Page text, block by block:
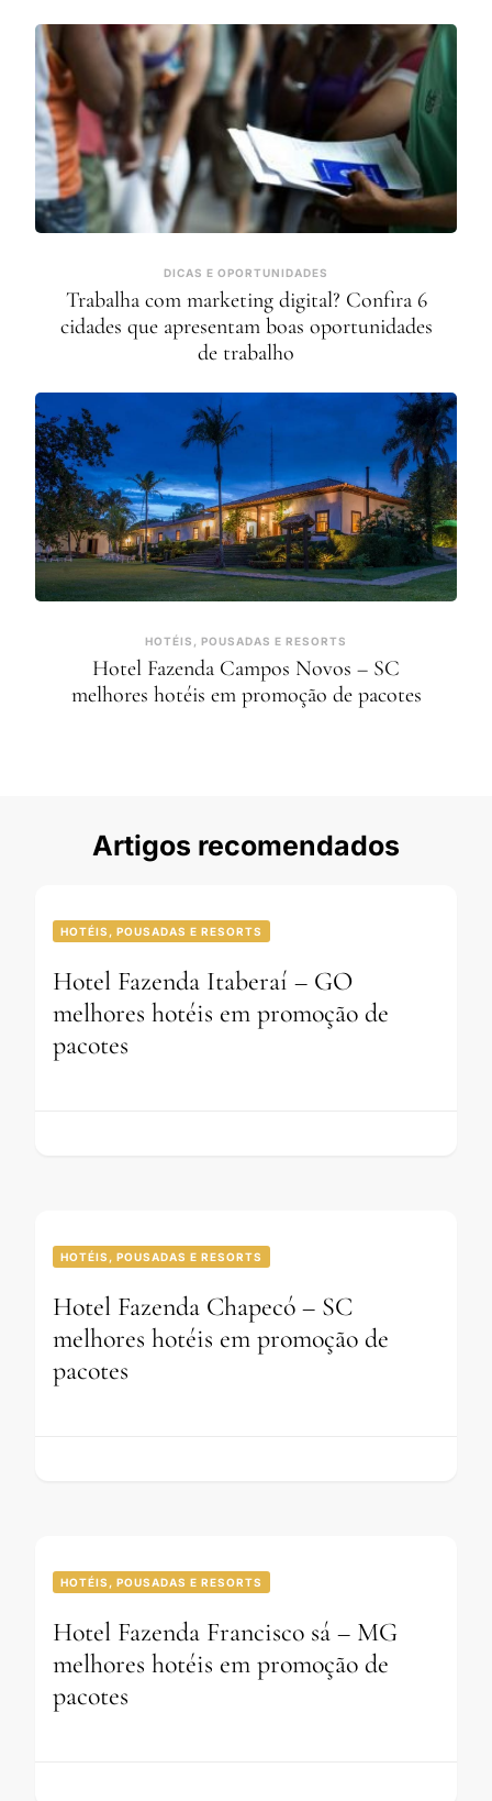
DICAS E OPORTUNIDADES
Trabalha com marketing digital? Confira 6
cidades que apresentam boas oportunidades
de trabalho
HOTÉIS, POUSADAS E RESORTS
Hotel Fazenda Campos Novos – SC
melhores hotéis em promoção de pacotes
Artigos recomendados
HOTÉIS, POUSADAS E RESORTS
Hotel Fazenda Itaberaí – GO
melhores hotéis em promoção de
pacotes
HOTÉIS, POUSADAS E RESORTS
Hotel Fazenda Chapecó – SC
melhores hotéis em promoção de
pacotes
HOTÉIS, POUSADAS E RESORTS
Hotel Fazenda Francisco sá – MG
melhores hotéis em promoção de
pacotes